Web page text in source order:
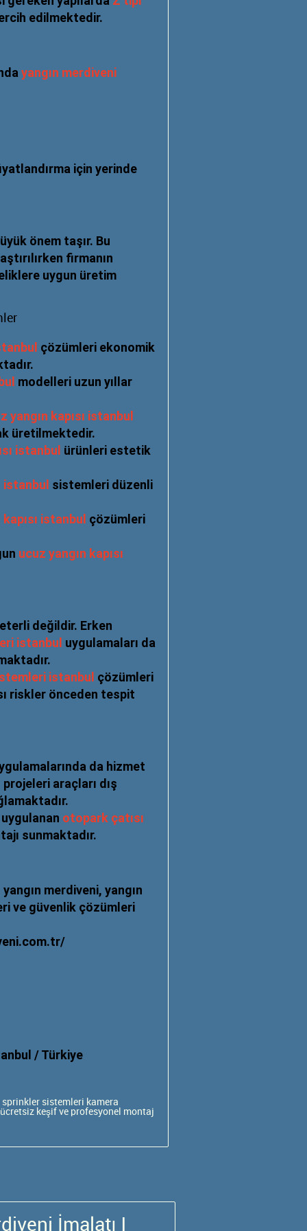
edilmektedir.
yangın merdiveni
için yerinde
önem taşır. Bu
firmanın
uygun üretim
çözümleri ekonomik
modelleri uzun yıllar
yangın kapısı istanbul
üretilmektedir.
istanbul ürünleri estetik
istanbul sistemleri düzenli
istanbul çözümleri
ucuz yangın kapısı
değildir. Erken
istanbul uygulamaları da
istanbul çözümleri
riskler önceden tespit
da hizmet
projeleri araçları dış
otopark çatısı
sunmaktadır.
merdiveni, yangın
ve güvenlik çözümleri
/ Türkiye
sprinkler sistemleri kamera
keşif ve profesyonel montaj
İmalatı |